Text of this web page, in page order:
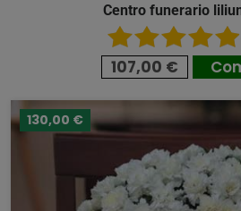
Centro funerario
107,00 €
130,00 €